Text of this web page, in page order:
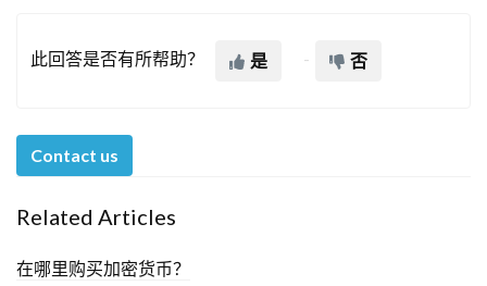
此回答是否有所帮助？ 是 否
Contact us
Related Articles
在哪里购买加密货币？